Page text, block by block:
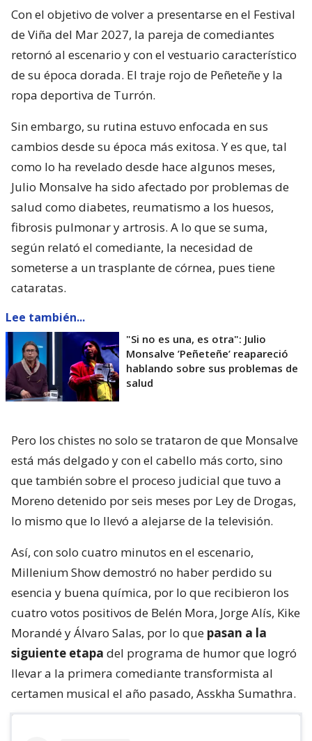
Con el objetivo de volver a presentarse en el Festival
de Viña del Mar 2027, la pareja de comediantes
retornó al escenario y con el vestuario característico
de su época dorada. El traje rojo de Peñeteñe y la
ropa deportiva de Turrón.
Sin embargo, su rutina estuvo enfocada en sus
cambios desde su época más exitosa. Y es que, tal
como lo ha revelado desde hace algunos meses,
Julio Monsalve ha sido afectado por problemas de
salud como diabetes, reumatismo a los huesos,
fibrosis pulmonar y artrosis. A lo que se suma,
según relató el comediante, la necesidad de
someterse a un trasplante de córnea, pues tiene
cataratas.
Lee también...
"Si no es una, es otra": Julio
Monsalve ’Peñeteñe’ reapareció
hablando sobre sus problemas de
salud
Pero los chistes no solo se trataron de que Monsalve
está más delgado y con el cabello más corto, sino
que también sobre el proceso judicial que tuvo a
Moreno detenido por seis meses por Ley de Drogas,
lo mismo que lo llevó a alejarse de la televisión.
Así, con solo cuatro minutos en el escenario,
Millenium Show demostró no haber perdido su
esencia y buena química, por lo que recibieron los
cuatro votos positivos de Belén Mora, Jorge Alís, Kike
Morandé y Álvaro Salas, por lo que pasan a la
siguiente etapa del programa de humor que logró
llevar a la primera comediante transformista al
certamen musical el año pasado, Asskha Sumathra.